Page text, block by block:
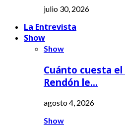
julio 30, 2026
La Entrevista
Show
Show
Cuánto cuesta
Rendón le…
agosto 4, 2026
Show